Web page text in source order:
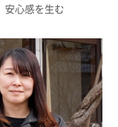
安心感を生む